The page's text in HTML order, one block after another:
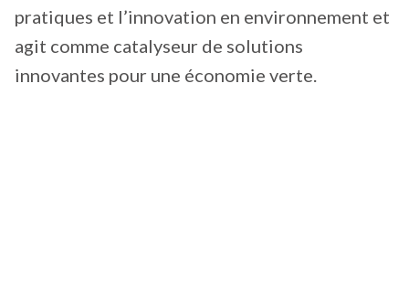
pratiques et l’innovation en environnement et
agit comme catalyseur de solutions
innovantes pour une économie verte.